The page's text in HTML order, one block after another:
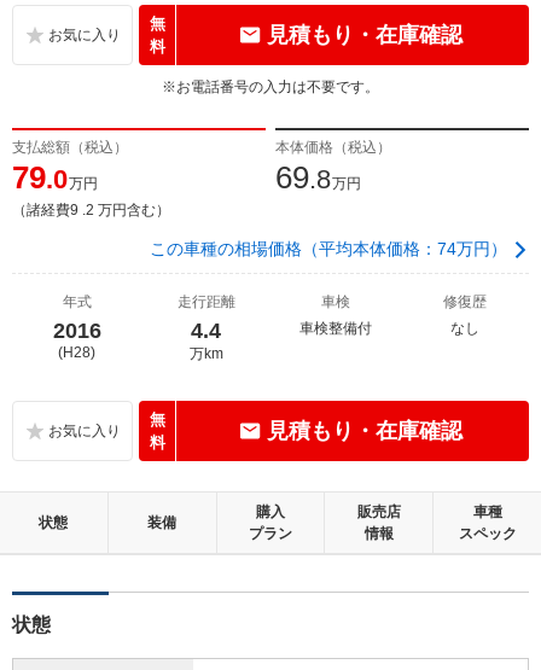
無
料
見積もり・在庫確認
※お電話番号の入力は不要です。
支払総額（税込）
79.0万円
（諸経費9 .2 万円含む）
本体価格（税込）
69.8万円
この車種の相場価格（平均本体価格：74万円）
年式
2016
(H28)
走行距離
4.4
万km
車検
車検整備付
修復歴
なし
無
料
見積もり・在庫確認
状態 装備
購入
プラン
販売店
情報
車種
スペック
状態